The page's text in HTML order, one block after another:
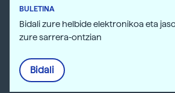
BULETINA
Bidali zure helbide elektronikoa eta
zure sarrera-ontzian
Bidali